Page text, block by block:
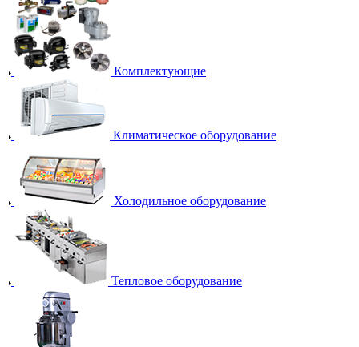
Комплектующие
Климатическое оборудование
Холодильное оборудование
Тепловое оборудование